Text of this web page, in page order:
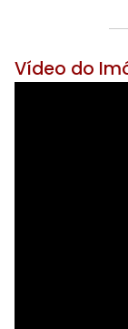
Vídeo do